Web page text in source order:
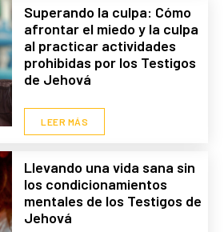
Superando la culpa: Cómo
afrontar el miedo y la culpa
al practicar actividades
prohibidas por los Testigos
de Jehová
LEER MÁS
Llevando una vida sana sin
los condicionamientos
mentales de los Testigos de
Jehová